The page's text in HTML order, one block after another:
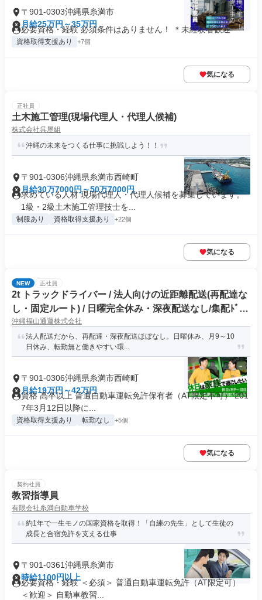
〒901-0303沖縄県糸満市
月給25万円～35万円
必要資格・経験 必須条件はありません！ ＊未経験者歓迎
資格取得支援あり +7個
気になる
正社員
土木施工管理(現場代理人・代理人候補)
株式会社呉屋組
沖縄の未来をつくる仕事に挑戦しよう！！
〒901-0306沖縄県糸満市西崎町
月給30万7000円～50万7000円
求めている人材 現場代理人・代理人候補を募集しています。
1級・2級土木施工管理技士を...
制服あり 資格取得支援あり +22個
気になる
NEW 正社員
2t トラックドライバー / 法人向けの近距離配送(再配達な
し・固定ルート) / 日曜完全休み・深夜配送なし/集配ﾄﾞﾗｲ
ﾊﾞｰ2t(正社員)
沖縄福山通運株式会社
法人配送だから、再配達・深夜配送ほぼなし。日曜休み、月9～10
日休み、転勤無と働きやすい環...
〒901-0306沖縄県糸満市西崎町
月給19万円～42万円
資格 高卒以上 普通自動車運転免許保有者（AT限定不可） 201
7年3月12日以降に...
資格取得支援あり 転勤なし +5個
気になる
契約社員
教習指導員
有限会社糸満自動車学校
約1年で一生モノの国家資格を取得！「自練の先生」として生徒の
成長と合宿免許を支える仕事
〒901-0361沖縄県糸満市
時給1100円以上
必要資格・経験 ＜必須＞ 普通自動車運転免許（AT限定可）
＜歓迎＞ 自動車教習...